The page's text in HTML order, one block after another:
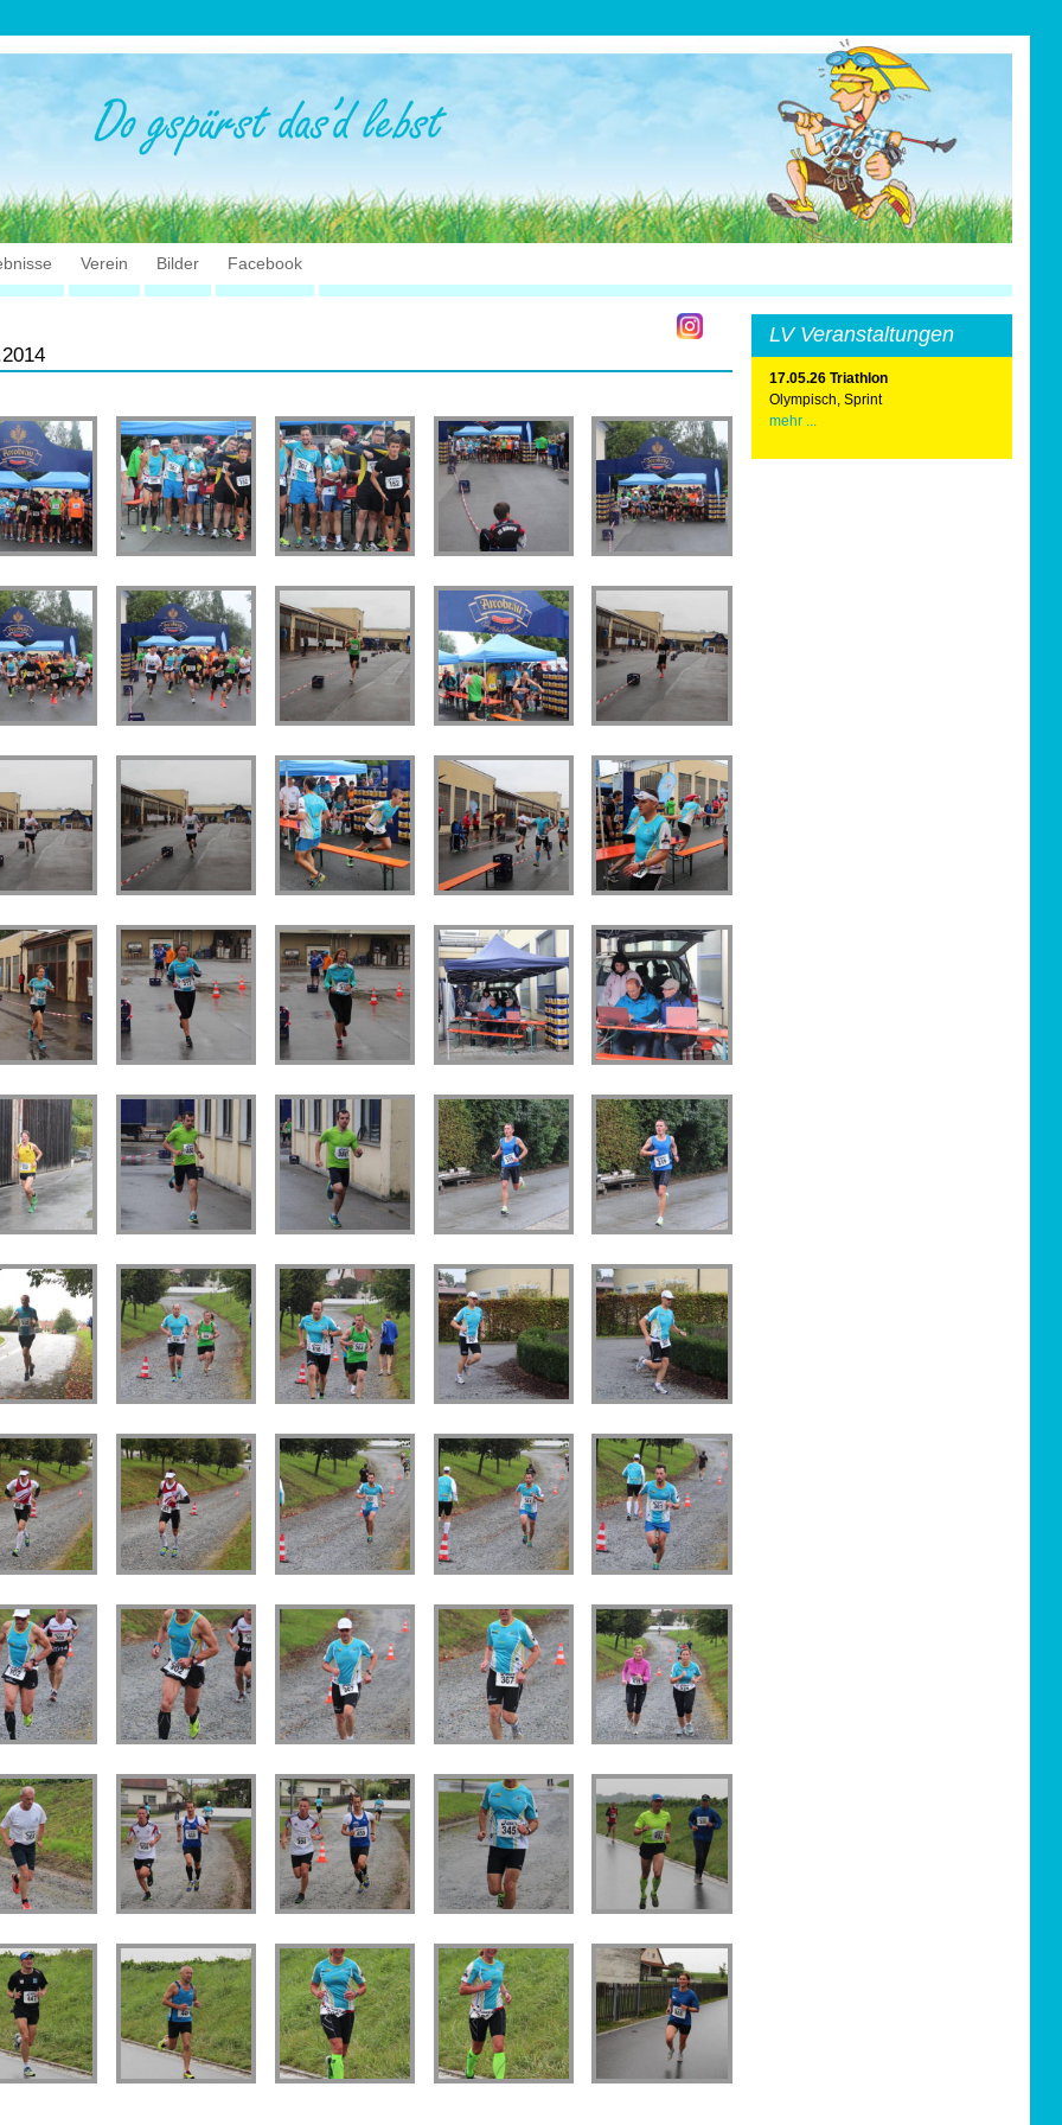
Verein Bilder Facebook
LV Veranstaltungen
17.05.26 Triathlon
Olympisch, Sprint
mehr ...